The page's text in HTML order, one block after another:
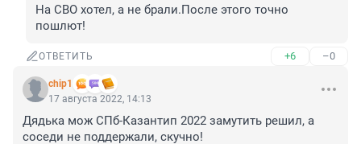
На СВО хотел, а не брали.После этого точно
пошлют!
ОТВЕТИТЬ +6 –0
chip1
17 августа 2022, 14:13
Дядька мож СПб-Казантип 2022 замутить решил, а
соседи не поддержали, скучно!